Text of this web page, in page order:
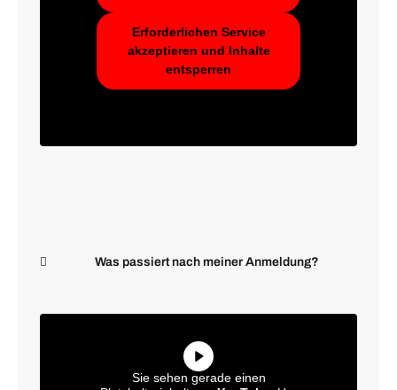
Erforderlichen Service
akzeptieren und Inhalte
entsperren
Was passiert nach meiner Anmeldung?
Sie sehen gerade einen